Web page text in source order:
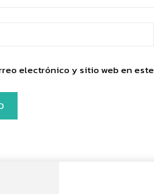
electrónico y sitio web en